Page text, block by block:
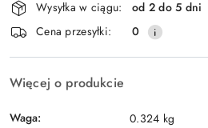
Wyślij
i
dostawa
Wysyłka w ciągu:
od 2 do 5 dni
Cena przesyłki:
0
Więcej o produkcie
Waga: 0.324 kg